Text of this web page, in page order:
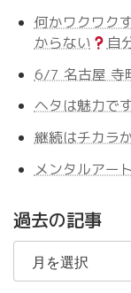
何かワクワク
からない
自
6/7 名古屋 寺
ヘタは魅力で
継続はチカラ
メンタルアー
過去の記事
過
の